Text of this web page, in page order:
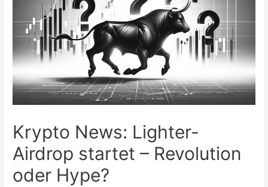
Krypto News: Lighter-
Airdrop startet – Revolution
oder Hype?